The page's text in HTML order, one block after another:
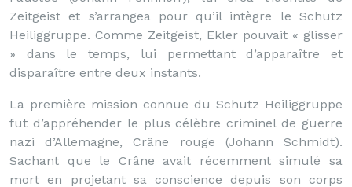
Zeitgeist et s’arrangea pour qu’il intègre le Schutz
Heiliggruppe. Comme Zeitgeist, Ekler pouvait « glisser
» dans le temps, lui permettant d’apparaître et
disparaître entre deux instants.
La première mission connue du Schutz Heiliggruppe
fut d’appréhender le plus célèbre criminel de guerre
nazi d’Allemagne, Crâne rouge (Johann Schmidt).
Sachant que le Crâne avait récemment simulé sa
mort en projetant sa conscience depuis son corps